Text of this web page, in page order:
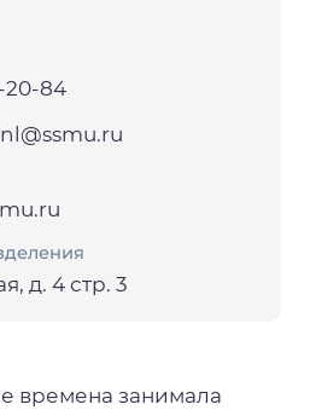
20-84
д. 4 стр. 3
времена занимала